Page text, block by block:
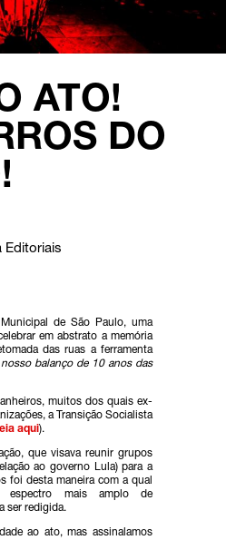
ATO!
DO
Editoriais
de São Paulo, uma
em abstrato a memória
das ruas a ferramenta
balanço de 10 anos das
muitos dos quais ex-
a Transição Socialista
leia aqui ).
que visava reunir grupos
ao governo Lula) para a
foi desta maneira com a qual
espectro mais amplo de
ser redigida.
ao ato, mas assinalamos